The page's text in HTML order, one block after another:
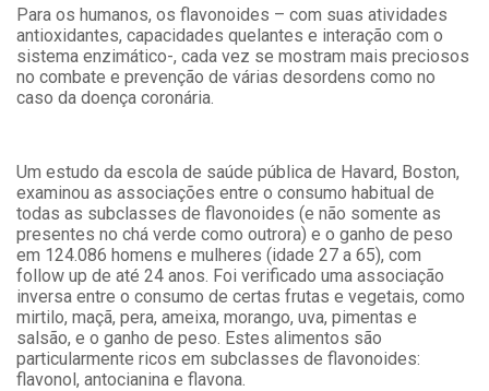
Para os humanos, os flavonoides – com suas atividades
antioxidantes, capacidades quelantes e interação com o
sistema enzimático-, cada vez se mostram mais preciosos
no combate e prevenção de várias desordens como no
caso da doença coronária.
Um estudo da escola de saúde pública de Havard, Boston,
examinou as associações entre o consumo habitual de
todas as subclasses de flavonoides (e não somente as
presentes no chá verde como outrora) e o ganho de peso
em 124.086 homens e mulheres (idade 27 a 65), com
follow up de até 24 anos. Foi verificado uma associação
inversa entre o consumo de certas frutas e vegetais, como
mirtilo, maçã, pera, ameixa, morango, uva, pimentas e
salsão, e o ganho de peso. Estes alimentos são
particularmente ricos em subclasses de flavonoides:
flavonol, antocianina e flavona.